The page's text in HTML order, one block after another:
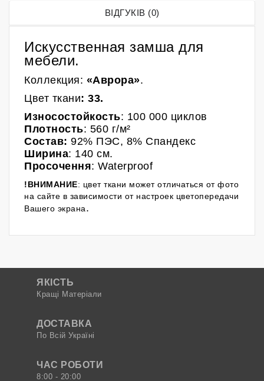
ВІДГУКІВ (0)
Искусственная замша для
мебели.
Коллекция: «Аврора».
Цвет ткани: 33.
Износостойкость: 100 000 циклов
Плотность: 560 г/м²
Состав: 92% ПЭС, 8% Спандекс
Ширина: 140 см.
Просочення: Waterproof
!ВНИМАНИЕ: цвет ткани может отличаться от фото
на сайте в зависимости от настроек цветопередачи
Вашего экрана.
ЯКІСТЬ
Кращі Матеріали
ДОСТАВКА
По Всій Україні
ЧАС РОБОТИ
8:00 - 20:00